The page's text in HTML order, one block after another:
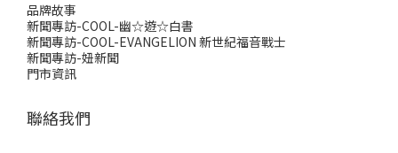
品牌故事
新聞專訪-COOL-幽☆遊☆白書
新聞專訪-COOL-EVANGELION 新世紀福音戰士
新聞專訪-妞新聞
門市資訊
聯絡我們